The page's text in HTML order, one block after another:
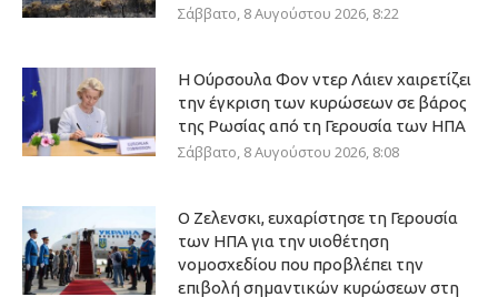
Σάββατο, 8 Αυγούστου 2026, 8:22
Η Ούρσουλα Φον ντερ Λάιεν χαιρετίζει
την έγκριση των κυρώσεων σε βάρος
της Ρωσίας από τη Γερουσία των ΗΠΑ
Σάββατο, 8 Αυγούστου 2026, 8:08
Ο Ζελενσκι, ευχαρίστησε τη Γερουσία
των ΗΠΑ για την υιοθέτηση
νομοσχεδίου που προβλέπει την
επιβολή σημαντικών κυρώσεων στη